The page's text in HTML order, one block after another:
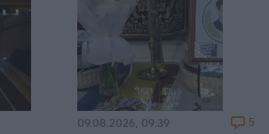
09.08.2026, 09:39 5